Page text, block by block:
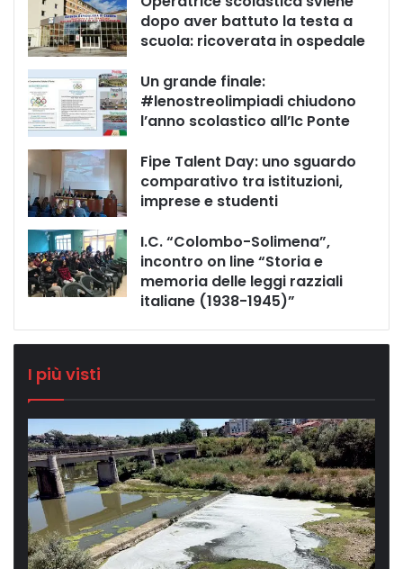
dopo aver battuto la testa a
scuola: ricoverata in ospedale
Un grande finale:
#lenostreolimpiadi chiudono
l’anno scolastico all’Ic Ponte
Fipe Talent Day: uno sguardo
comparativo tra istituzioni,
imprese e studenti
I.C. “Colombo-Solimena”,
incontro on line “Storia e
memoria delle leggi razziali
italiane (1938-1945)”
I più visti